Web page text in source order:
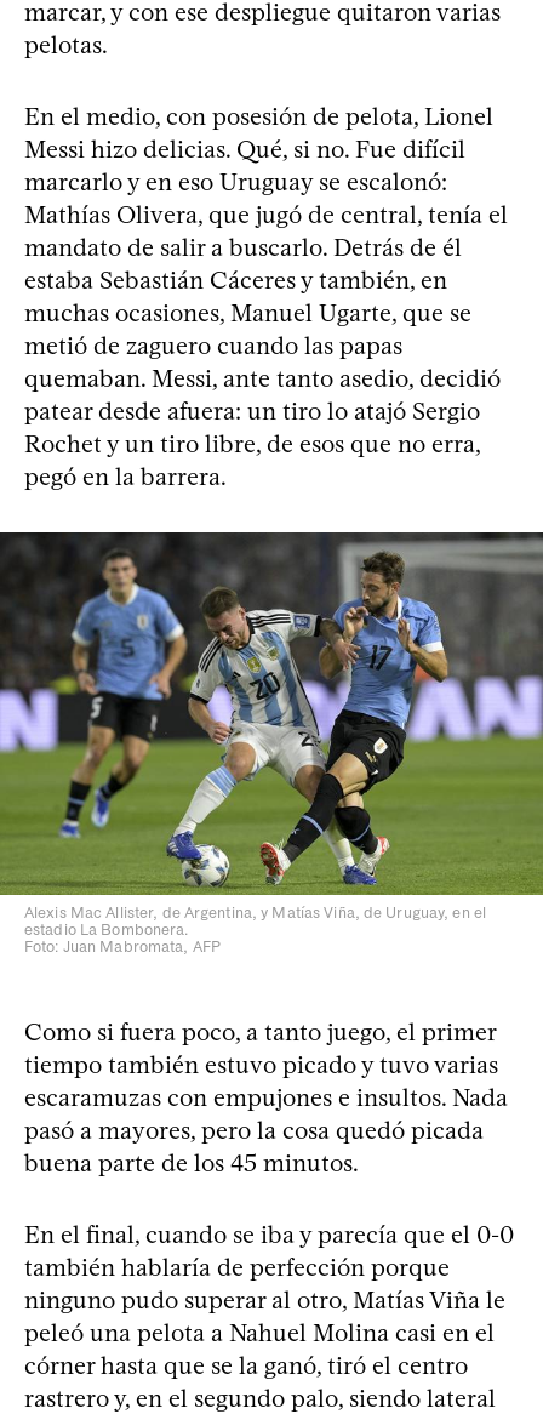
marcar, y con ese despliegue quitaron varias
pelotas.
En el medio, con posesión de pelota, Lionel
Messi hizo delicias. Qué, si no. Fue difícil
marcarlo y en eso Uruguay se escalonó:
Mathías Olivera, que jugó de central, tenía el
mandato de salir a buscarlo. Detrás de él
estaba Sebastián Cáceres y también, en
muchas ocasiones, Manuel Ugarte, que se
metió de zaguero cuando las papas
quemaban. Messi, ante tanto asedio, decidió
patear desde afuera: un tiro lo atajó Sergio
Rochet y un tiro libre, de esos que no erra,
pegó en la barrera.
Alexis Mac Allister, de Argentina, y Matías Viña, de Uruguay, en el
estadio La Bombonera.
Foto: Juan Mabromata, AFP
Como si fuera poco, a tanto juego, el primer
tiempo también estuvo picado y tuvo varias
escaramuzas con empujones e insultos. Nada
pasó a mayores, pero la cosa quedó picada
buena parte de los 45 minutos.
En el final, cuando se iba y parecía que el 0-0
también hablaría de perfección porque
ninguno pudo superar al otro, Matías Viña le
peleó una pelota a Nahuel Molina casi en el
córner hasta que se la ganó, tiró el centro
rastrero y, en el segundo palo, siendo lateral